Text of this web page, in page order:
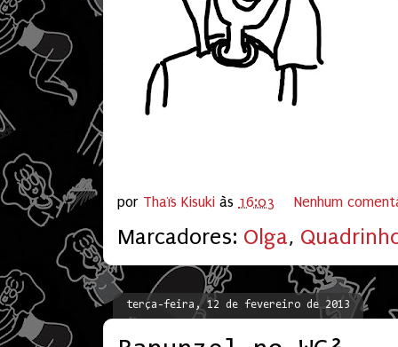
por Thaïs Kisuki às 16:03 Nenhum
Marcadores: Olga,
terça-feira, 12 de fevereiro de 2013